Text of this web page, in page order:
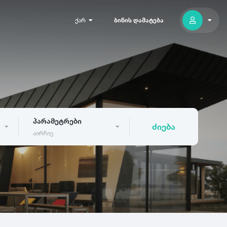
ქარ ბინის დამატება
გუდაური
აბასთუმანი
არაშენდა
ასპინძა
300
პარამეტრები
აირჩიე
ძიება